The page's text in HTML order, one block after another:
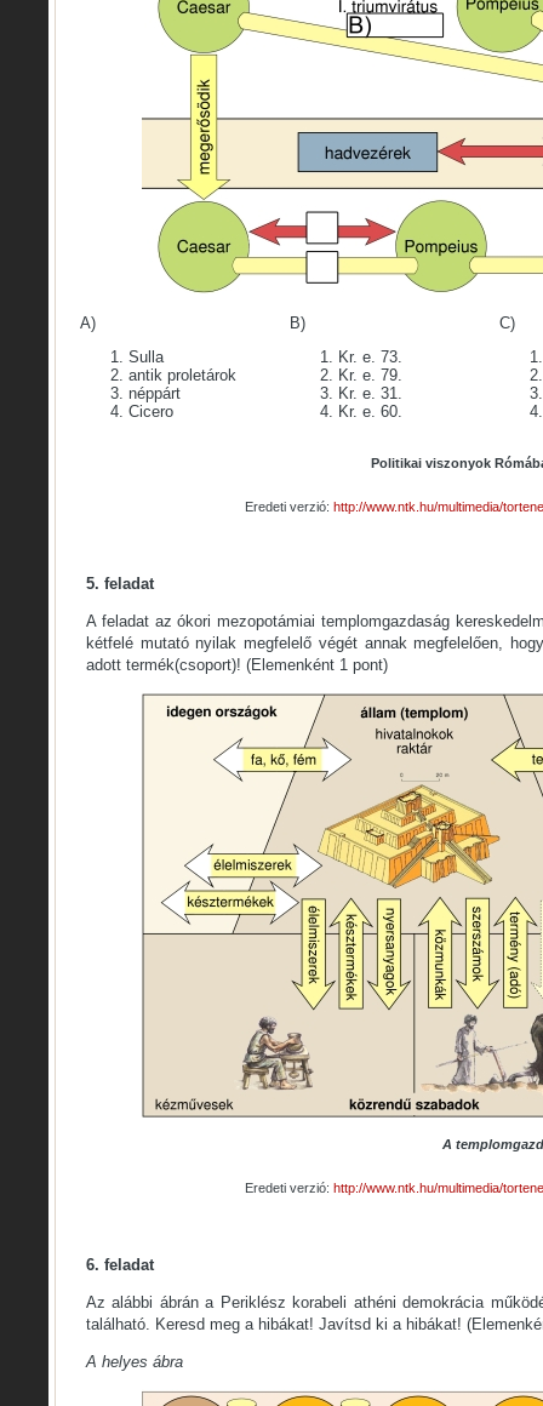
A)
Sulla
antik proletárok
néppárt
Cicero
B)
Kr. e. 73.
Kr. e. 79.
Kr. e. 31.
Kr. e. 60.
C)
Politikai viszonyok
Eredeti verzió: http://www.ntk.hu/multimedia/
5. feladat
A feladat az ókori mezopotámiai templomgazdaság
kétfelé mutató nyilak megfelelő végét annak megfelelően,
adott termék(csoport)! (Elemenként 1 pont)
A
Eredeti verzió: http://www.ntk.hu/multimedia/
6. feladat
Az alábbi ábrán a Periklész korabeli athéni demokrácia
található. Keresd meg a hibákat! Javítsd ki a hibákat!
A helyes ábra